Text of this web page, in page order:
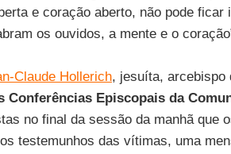
e coração aberto, não pode ficar
os ouvidos, a mente e o
Claude Hollerich, jesuíta, arcebispo
Conferências Episcopais da
no final da sessão da manhã que
testemunhos das vítimas, uma